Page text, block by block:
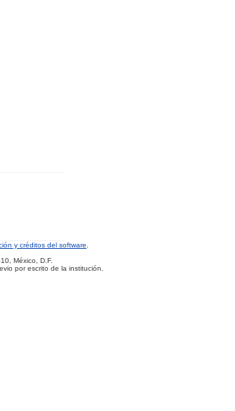
y créditos del software
México, D.F.
por escrito de la institución.